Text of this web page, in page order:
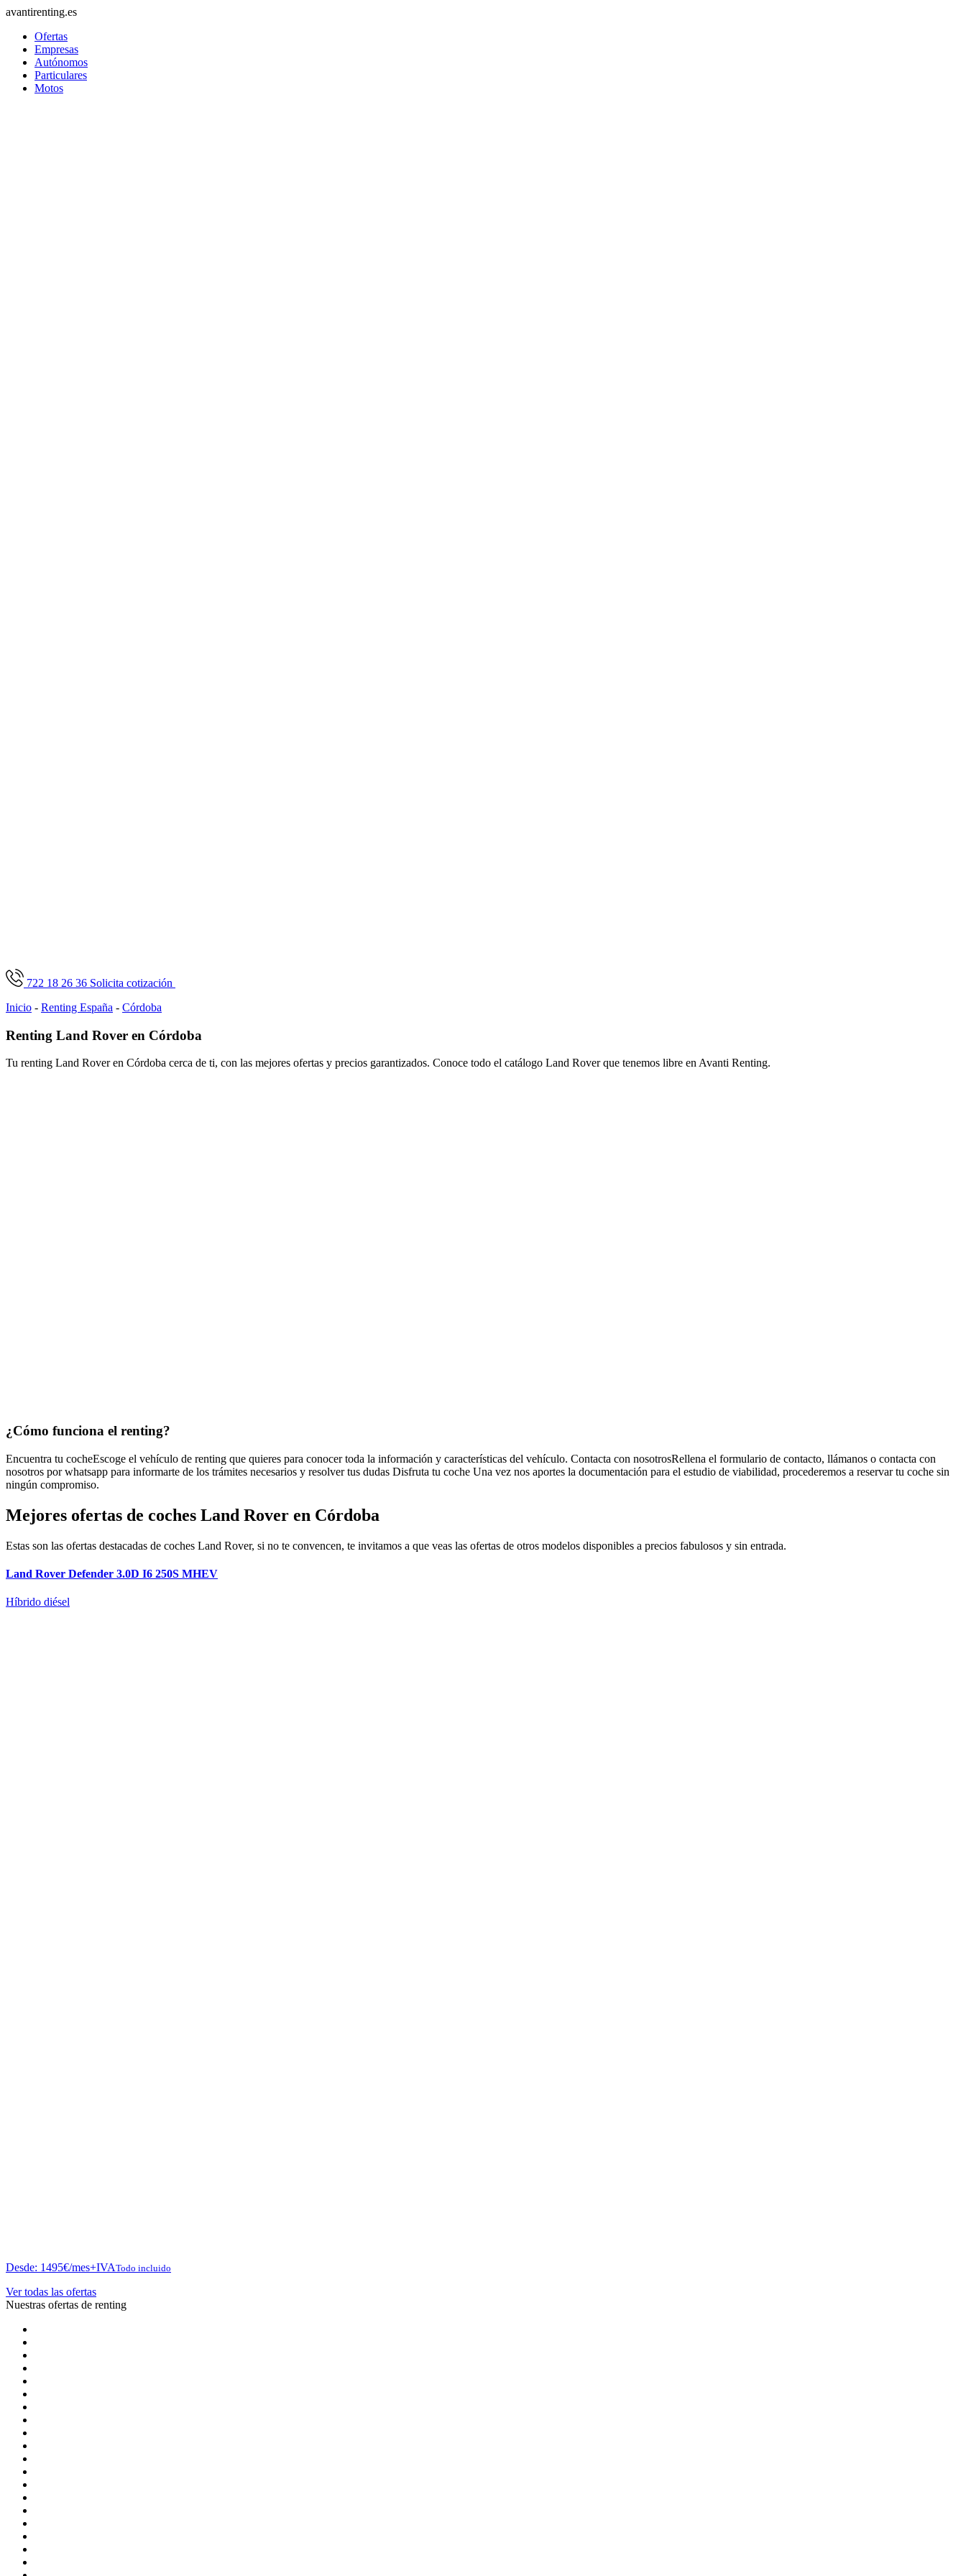
avantirenting.es
Ofertas
Empresas
Autónomos
Particulares
Motos
722 18 26 36 Solicita cotización
Inicio - Renting España - Córdoba
Renting Land Rover en Córdoba
Tu renting Land Rover en Córdoba cerca de ti, con las mejores ofertas y precios garantizados. Conoce todo el catálogo Land Rover que tenemos libre en Avanti Renting.
¿Cómo funciona el renting?
Encuentra tu cocheEscoge el vehículo de renting que quieres para conocer toda la información y características del vehículo. Contacta con nosotrosRellena el formulario de contacto, llámanos o contacta con
nosotros por whatsapp para informarte de los trámites necesarios y resolver tus dudas Disfruta tu coche Una vez nos aportes la documentación para el estudio de viabilidad, procederemos a reservar tu coche sin
ningún compromiso.
Mejores ofertas de coches Land Rover en Córdoba
Estas son las ofertas destacadas de coches Land Rover, si no te convencen, te invitamos a que veas las ofertas de otros modelos disponibles a precios fabulosos y sin entrada.
Land Rover Defender 3.0D I6 250S MHEV
Híbrido diésel
Desde: 1495€/mes+IVATodo incluido
Ver todas las ofertas
Nuestras ofertas de renting